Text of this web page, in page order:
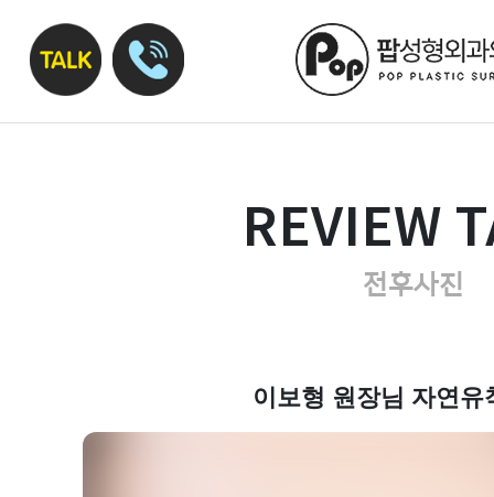
REVIEW
전후사진
이보형 원장님 자연유